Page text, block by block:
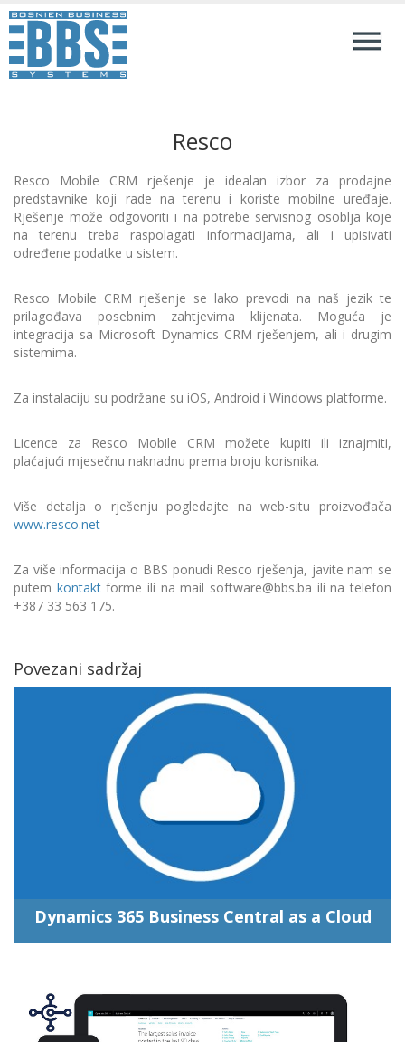
Resco
Resco Mobile CRM rješenje je idealan izbor za prodajne
predstavnike koji rade na terenu i koriste mobilne uređaje.
Rješenje može odgovoriti i na potrebe servisnog osoblja koje
na terenu treba raspolagati informacijama, ali i upisivati
određene podatke u sistem.
Resco Mobile CRM rješenje se lako prevodi na naš jezik te
prilagođava posebnim zahtjevima klijenata. Moguća je
integracija sa Microsoft Dynamics CRM rješenjem, ali i drugim
sistemima.
Za instalaciju su podržane su iOS, Android i Windows platforme.
Licence za Resco Mobile CRM možete kupiti ili iznajmiti,
plaćajući mjesečnu naknadnu prema broju korisnika.
Više detalja o rješenju pogledajte na web-situ proizvođača
www.resco.net
Za više informacija o BBS ponudi Resco rješenja, javite nam se
putem kontaktforme ili na mail software@bbs.ba ili na telefon
+387 33 563 175.
Povezani sadržaj
Dynamics 365 Business Central as a Cloud